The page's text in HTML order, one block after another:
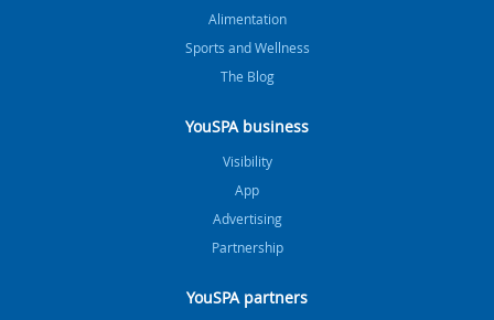
Alimentation
Sports and Wellness
The Blog
YouSPA business
Visibility
App
Advertising
Partnership
YouSPA partners